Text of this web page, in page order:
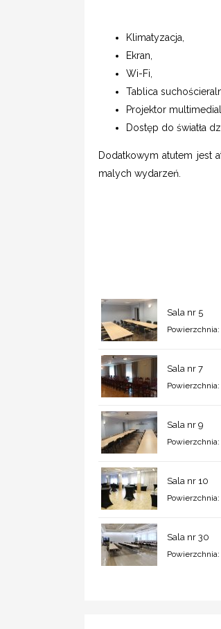
Klimatyzacja,
Ekran,
Wi-Fi,
Tablica
Projektor
Dostęp do światła
Dodatkowym atutem jest
malych wydarzeń.
Sala nr 5
Powierzchnia:
Sala nr 7
Powierzchnia:
Sala nr 9
Powierzchnia:
Sala nr 10
Powierzchnia:
Sala nr 30
Powierzchnia: